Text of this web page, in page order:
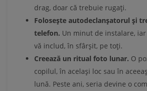
drag, doar că trebuie rugați.
Folosește autodeclanșatorul și
telefon. Un minut de instalare,
vă includ, în sfârșit, pe toți.
Creează un ritual foto lunar. O
copilul, în același loc sau în
lună. Peste ani, seria devine o